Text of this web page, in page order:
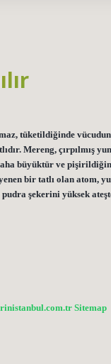
tüketildiğinde
Mereng, çırpılmış
büyüktür ve
bir tatlı olan atom,
şekerini yüksek
Sitemap